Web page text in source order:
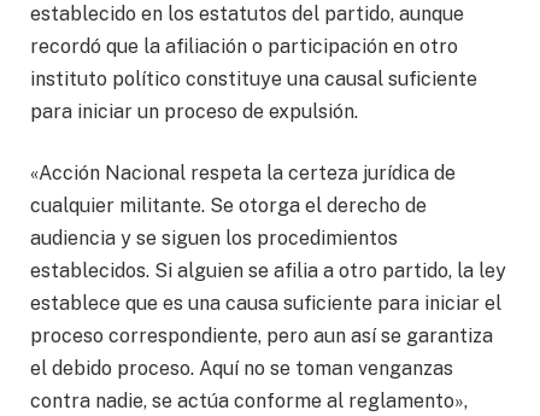
establecido en los estatutos del partido, aunque
recordó que la afiliación o participación en otro
instituto político constituye una causal suficiente
para iniciar un proceso de expulsión.
«Acción Nacional respeta la certeza jurídica de
cualquier militante. Se otorga el derecho de
audiencia y se siguen los procedimientos
establecidos. Si alguien se afilia a otro partido, la ley
establece que es una causa suficiente para iniciar el
proceso correspondiente, pero aun así se garantiza
el debido proceso. Aquí no se toman venganzas
contra nadie, se actúa conforme al reglamento»,